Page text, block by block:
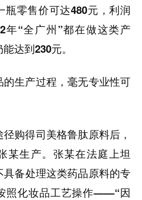
瓶零售价可达480元，利润
年“全广州”都在做这类产
达到230元。
生产过程，毫无专业性可
购得司美格鲁肽原料后，
某生产。张某在法庭上坦
具备处理这类药品原料的专
照化妆品工艺操作——“因